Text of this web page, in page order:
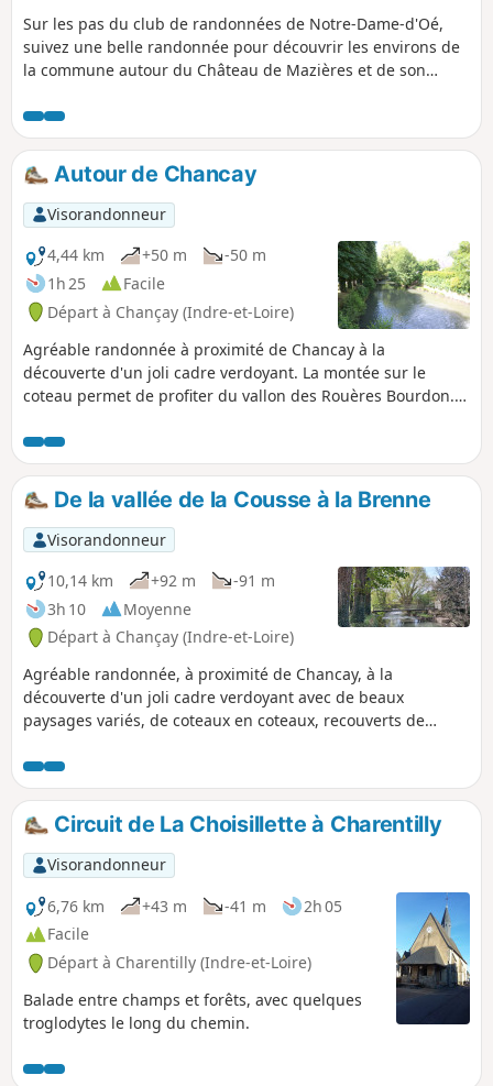
Sur les pas du club de randonnées de Notre-Dame-d'Oé,
suivez une belle randonnée pour découvrir les environs de
la commune autour du Château de Mazières et de son
Autour de Chancay
Visorandonneur
4,44 km
+50 m
-50 m
1h 25
Facile
Départ à Chançay (Indre-et-Loire)
Agréable randonnée à proximité de Chancay à la
découverte d'un joli cadre verdoyant. La montée sur le
coteau permet de profiter du vallon des Rouères Bourdon.
la vallée de la Brenne et sur Chancay. La voie verte permet
de suivre, en début et fin de circuit, la Brenne. Agréable
parcours nature à la porte du bourg.
De la vallée de la Cousse à la Brenne
Visorandonneur
10,14 km
+92 m
-91 m
3h 10
Moyenne
Départ à Chançay (Indre-et-Loire)
Agréable randonnée, à proximité de Chancay, à la
découverte d'un joli cadre verdoyant avec de beaux
paysages variés, de coteaux en coteaux, recouverts de
traversée de la plaine de la Prairie avec des étangs.
Quelques châteaux tourangeaux émaillent le parcours.
Circuit de La Choisillette à Charentilly
Visorandonneur
6,76 km
+43 m -41 m
2h 05
Facile
Départ à Charentilly (Indre-et-Loire)
Balade entre champs et forêts, avec quelques
troglodytes le long du chemin.